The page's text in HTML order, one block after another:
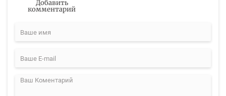
Добавить
комментарий